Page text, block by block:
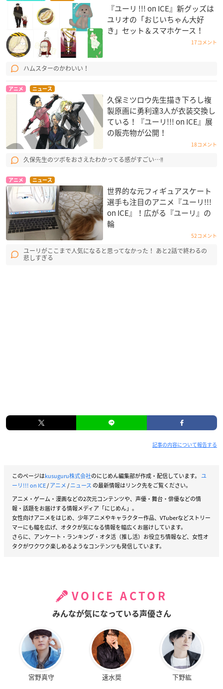
『ユーリ !!! on ICE』新グッズは
ユリオの「おじいちゃん大好
き」セット＆スマホケース！
17コメント
ハムスターのかわいい！
アニメ ニュース
久保ミツロウ先生描き下ろし複
製原画に勇利達3人が衣装交換し
ている！『ユーリ!!! on ICE』展
の販売物が公開！
18コメント
久保先生のツボをおさえたわかってる感がすごい…‼
アニメ ニュース
世界的な元フィギュアスケート
選手も注目のアニメ『ユーリ!!!
on ICE』！広がる『ユーリ』の
輪
52コメント
ユーリがここまで人気になると思ってなかった！ あと2話で終わるの
悲しすぎる
記事の内容について報告する
このページはkusuguru株式会社のにじめん編集部が作成・配信しています。 ユ
ーリ!!! on ICE/アニメ/ニュース の最新情報はリンク先をご覧ください。
アニメ・ゲーム・漫画などの2次元コンテンツや、声優・舞台・俳優などの情
報・話題をお届けする情報メディア「にじめん」。
女性向けアニメをはじめ、少年アニメやキャラクター作品、VTuberなどストリー
マーにも幅を広げ、オタクが気になる情報を幅広くお届けしています。
さらに、アンケート・ランキング・オタ活（推し活）お役立ち情報など、女性オ
タクがワクワク楽しめるようなコンテンツも発信しています。
VOICE ACTOR
みんなが気になっている声優さん
宮野真守 速水奨 下野紘